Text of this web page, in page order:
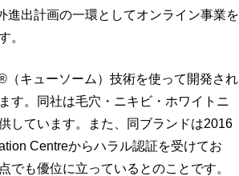
進出計画の一環としてオンライン事業を
。
キューソーム）技術を使って開発され
す。同社は毛穴・ニキビ・ホワイトニ
しています。また、同ブランドは2016
Centreからハラル認証を受けてお
でも優位に立っているとのことです。